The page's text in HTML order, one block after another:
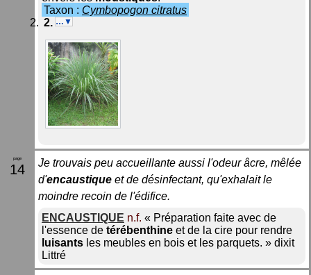
Taxon : Cymbopogon citratus
…▼
14
Je trouvais peu accueillante aussi l'odeur âcre, mêlée
d'encaustique et de désinfectant, qu'exhalait le
moindre recoin de l'édifice.
ENCAUSTIQUE n.f. « Préparation faite avec de
l'essence de térébenthine et de la cire pour rendre
luisants les meubles en bois et les parquets. » dixit
Littré